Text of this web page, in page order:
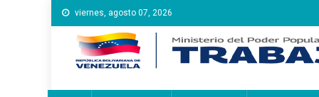
Saltar
al
contenido
viernes, agosto 07, 2026
Instituto Nacional de
Inces